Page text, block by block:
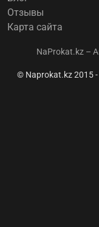
Отзывы
Карта сайта
NaProkat.kz –
© Naprokat.kz 2015